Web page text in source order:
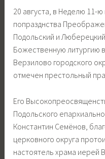
20 августа, в Неделю 11-
попразднства
Подольский и
Божественную литургию
Верзилово городского
отмечен престольный
Его
Подольского
Константин Семёнов,
церковного округа
настоятель храма иерей